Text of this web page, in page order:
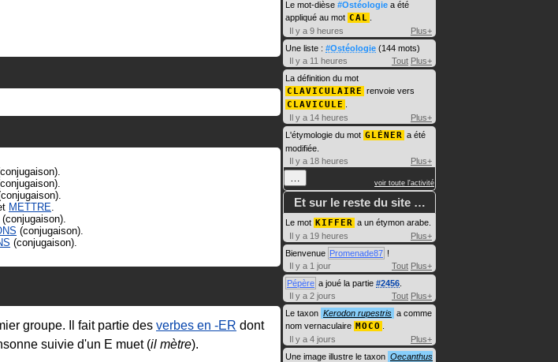
METTRE.
(conjugaison).
(conjugaison).
(conjugaison).
groupe. Il fait partie des verbes en ‑ER dont
suivie d'un E muet (il mètre).
Le mot-dièse #Ostéologie a été
appliqué au mot CAL
Il y a 9 heures
Plus+
Une liste : #Ostéologie (144 mots)
Il y a 11 heures
Tout Plus+
La définition du mot
CLAVICULAIRE renvoie vers
CLAVICULE
Il y a 14 heures
Plus+
L'étymologie du mot GLÉNER a été
modifiée.
Il y a 18 heures
Plus+
… voir toute l'activité
Et sur le reste du site …
Le mot KIFFER a un étymon arabe.
Il y a 19 heures
Plus+
Bienvenue Promenade87 !
Il y a 1 jour
Tout Plus+
Pépère a joué la partie #2456
Il y a 2 jours
Tout Plus+
Le taxon Kerodon rupestris a comme
nom vernaculaire MOCO
Il y a 4 jours
Plus+
Une image illustre le taxon Oecanthus